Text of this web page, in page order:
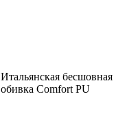
Итальянская бесшовная
обивка Comfort PU